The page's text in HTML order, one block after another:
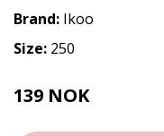
Brand: Ikoo
Size: 250
139 NOK